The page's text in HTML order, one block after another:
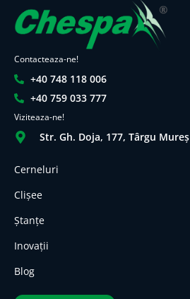
Contacteaza-ne!
+40 748 118 006
+40 759 033 777
Viziteaza-ne!
Str. Gh. Doja, 177, Târgu Mureș
Cerneluri
Clișee
Ștanțe
Inovații
Blog